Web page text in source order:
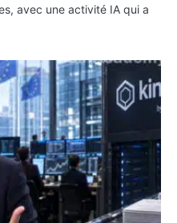
avec une activité IA qui a
de dollars de fonds